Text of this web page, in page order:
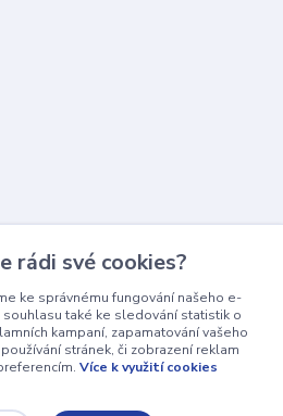
rádi své cookies?
ke správnému fungování našeho e-
také ke sledování statistik o
kampaní, zapamatování vašeho
stránek, či zobrazení reklam
Více k využití cookies